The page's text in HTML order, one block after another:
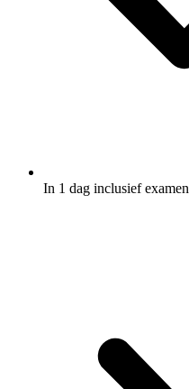
In 1 dag inclusief examen